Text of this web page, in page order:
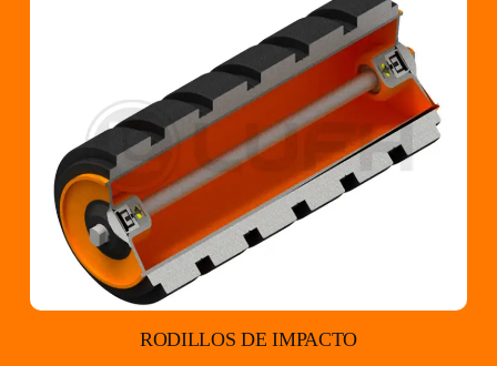
RODILLOS DE IMPACTO